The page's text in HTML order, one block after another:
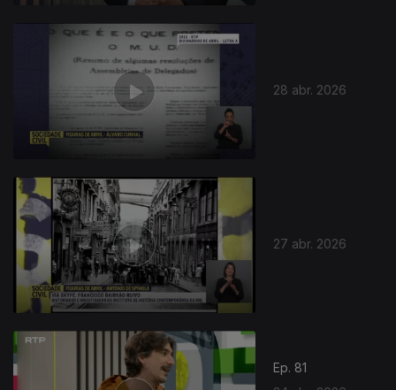
28 abr. 2026
27 abr. 2026
Ep. 81